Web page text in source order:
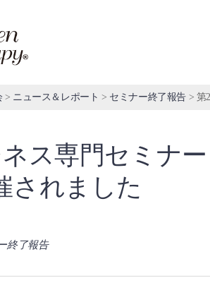
> ニュース＆レポート > セミナー終了報告 > 第
ス専門セミナ
されました
終了報告